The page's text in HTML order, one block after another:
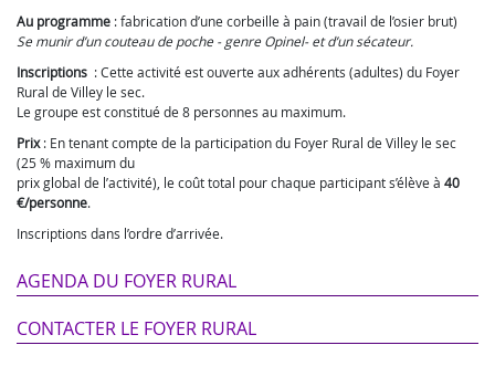
Au programme : fabrication d’une corbeille à pain (travail de l’osier brut)
Se munir d’un couteau de poche - genre Opinel- et d’un sécateur.
Inscriptions : Cette activité est ouverte aux adhérents (adultes) du Foyer
Rural de Villey le sec.
Le groupe est constitué de 8 personnes au maximum.
Prix: En tenant compte de la participation du Foyer Rural de Villey le sec
(25 % maximum du
prix global de l’activité), le coût total pour chaque participant s’élève à 40
€/personne.
Inscriptions dans l’ordre d’arrivée.
AGENDA DU FOYER RURAL
CONTACTER LE FOYER RURAL